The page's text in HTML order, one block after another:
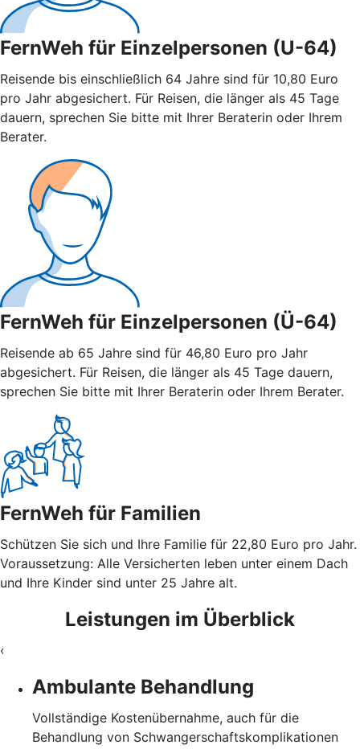
FernWeh für Einzelpersonen (U-64)
Reisende bis einschließlich 64 Jahre sind für 10,80 Euro
pro Jahr abgesichert. Für Reisen, die länger als 45 Tage
dauern, sprechen Sie bitte mit Ihrer Beraterin oder Ihrem
Berater.
FernWeh für Einzelpersonen (Ü-64)
Reisende ab 65 Jahre sind für 46,80 Euro pro Jahr
abgesichert. Für Reisen, die länger als 45 Tage dauern,
sprechen Sie bitte mit Ihrer Beraterin oder Ihrem Berater.
FernWeh für Familien
Schützen Sie sich und Ihre Familie für 22,80 Euro pro Jahr.
Voraussetzung: Alle Versicherten leben unter einem Dach
und Ihre Kinder sind unter 25 Jahre alt.
Leistungen im Überblick
‹
Ambulante Behandlung
Vollständige Kostenübernahme, auch für die
Behandlung von Schwangerschaftskomplikationen